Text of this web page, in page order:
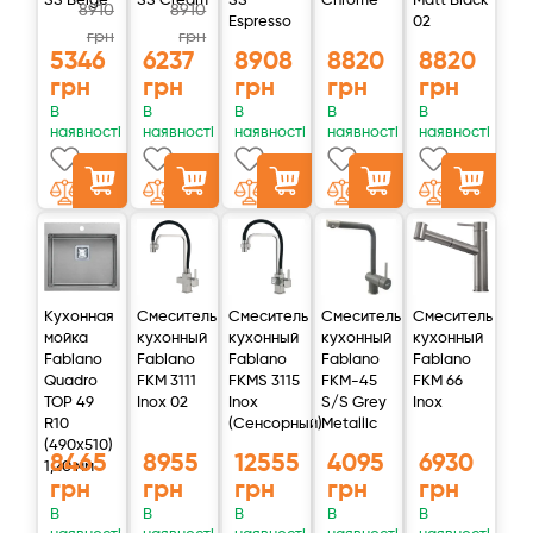
Максимальный наружный диаметр, мм
Максимальный срок эксплуатации, мес. 6
Рабочая температура воды, °С +3…+43
Тип подключения ¼"
КАЧЕСТВО ВОДЫ ПОСЛЕ МИНЕРАЛИЗАТОРА***
Показатель Значение
6,5–7,5
Минерализация, мг/л 20–30****
Кальций, мг/л <10
Магний, мг/л <1
Натрий + калий, мг/л <5
8910
грн
5346
грн
В
наявності
8910
грн
6237
грн
В
наявності
Espresso
8908
грн
В
наявності
8820
грн
В
наявності
02
8820
грн
В
наявності
Кухонная
мойка
Fabiano
Quadro
TOP 49
R10
(490x510)
1,20 мм
8465
грн
В
Смеситель
кухонный
Fabiano
FKM 3111
Inox 02
8955
грн
В
Смеситель
кухонный
Fabiano
FKMS 3115
Inox
(Сенсорный)
12555
грн
В
Смеситель
кухонный
Fabiano
FKM-45
S/S Grey
Metallic
4095
грн
В
Смеситель
кухонный
Fabiano
FKM 66
Inox
6930
грн
В